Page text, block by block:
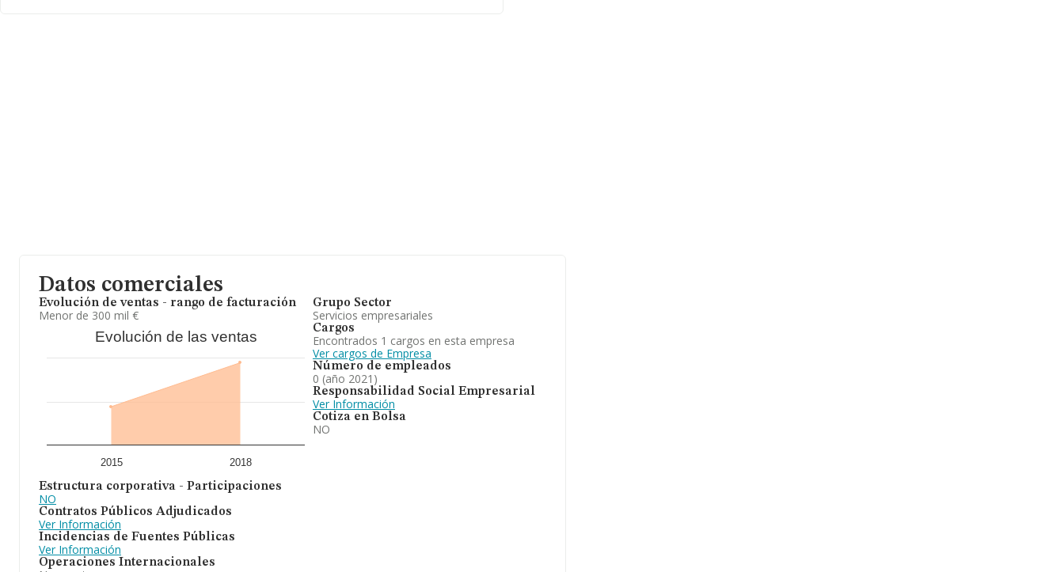
Datos comerciales
Evolución de ventas - rango de facturación
Menor de 300 mil €
Evolución de las ventas
2015 2018
Estructura corporativa - Participaciones
NO
Contratos Públicos Adjudicados
Ver Información
Incidencias de Fuentes Públicas
Ver Información
Operaciones Internacionales
Grupo Sector
Servicios empresariales
Cargos
Encontrados 1 cargos en esta empresa
Ver cargos de Empresa
Número de empleados
0 (año 2021)
Responsabilidad Social Empresarial
Ver Información
Cotiza en Bolsa
NO